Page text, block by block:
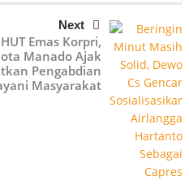
Next
Emas Korpri,
Manado Ajak
Pengabdian
Masyarakat